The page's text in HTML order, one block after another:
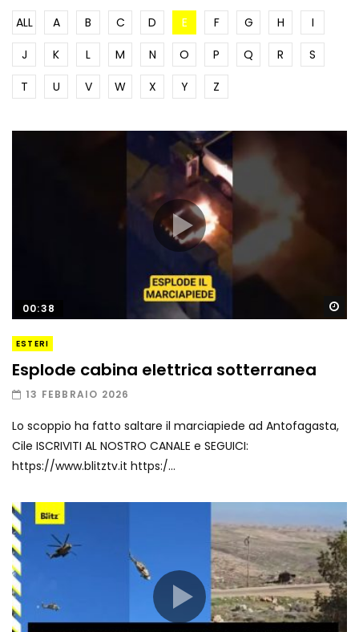
ALL A B C D E F G H
I
J
K L M N O P Q R
S
T
U V W X Y Z
00:38
ESTERI
Esplode cabina elettrica sotterranea
13 FEBBRAIO 2026
Lo scoppio ha fatto saltare il marciapiede ad Antofagasta,
Cile ISCRIVITI AL NOSTRO CANALE e SEGUICI:
https://www.blitztv.it https:/...